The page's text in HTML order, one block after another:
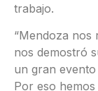
trabajo.
“Mendoza
nos demostró
un gran
Por eso